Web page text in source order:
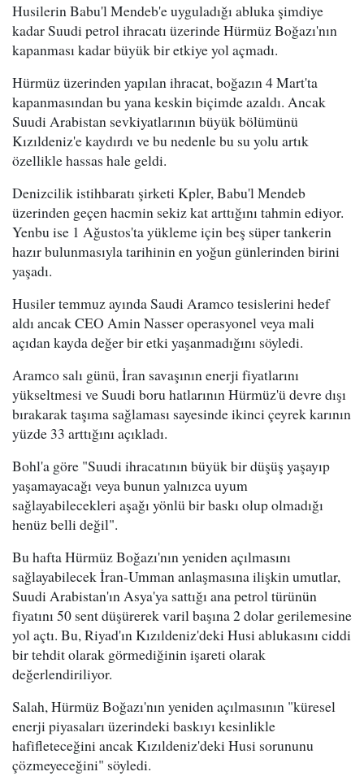
Husilerin Babu'l Mendeb'e uyguladığı abluka şimdiye
kadar Suudi petrol ihracatı üzerinde Hürmüz Boğazı'nın
kapanması kadar büyük bir etkiye yol açmadı.
Hürmüz üzerinden yapılan ihracat, boğazın 4 Mart'ta
kapanmasından bu yana keskin biçimde azaldı. Ancak
Suudi Arabistan sevkiyatlarının büyük bölümünü
Kızıldeniz'e kaydırdı ve bu nedenle bu su yolu artık
özellikle hassas hale geldi.
Denizcilik istihbaratı şirketi Kpler, Babu'l Mendeb
üzerinden geçen hacmin sekiz kat arttığını tahmin ediyor.
Yenbu ise 1 Ağustos'ta yükleme için beş süper tankerin
hazır bulunmasıyla tarihinin en yoğun günlerinden birini
yaşadı.
Husiler temmuz ayında Saudi Aramco tesislerini hedef
aldı ancak CEO Amin Nasser operasyonel veya mali
açıdan kayda değer bir etki yaşanmadığını söyledi.
Aramco salı günü, İran savaşının enerji fiyatlarını
yükseltmesi ve Suudi boru hatlarının Hürmüz'ü devre dışı
bırakarak taşıma sağlaması sayesinde ikinci çeyrek karının
yüzde 33 arttığını açıkladı.
Bohl'a göre "Suudi ihracatının büyük bir düşüş yaşayıp
yaşamayacağı veya bunun yalnızca uyum
sağlayabilecekleri aşağı yönlü bir baskı olup olmadığı
henüz belli değil".
Bu hafta Hürmüz Boğazı'nın yeniden açılmasını
sağlayabilecek İran-Umman anlaşmasına ilişkin umutlar,
Suudi Arabistan'ın Asya'ya sattığı ana petrol türünün
fiyatını 50 sent düşürerek varil başına 2 dolar gerilemesine
yol açtı. Bu, Riyad'ın Kızıldeniz'deki Husi ablukasını ciddi
bir tehdit olarak görmediğinin işareti olarak
değerlendiriliyor.
Salah, Hürmüz Boğazı'nın yeniden açılmasının "küresel
enerji piyasaları üzerindeki baskıyı kesinlikle
hafifleteceğini ancak Kızıldeniz'deki Husi sorununu
çözmeyeceğini" söyledi.